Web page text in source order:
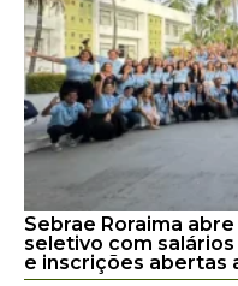
Sebrae Roraima
seletivo com salários
e inscrições abertas